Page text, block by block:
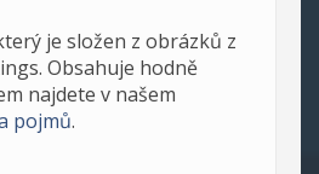
je složen z obrázků z
Obsahuje hodně
najdete v našem
pojmů.